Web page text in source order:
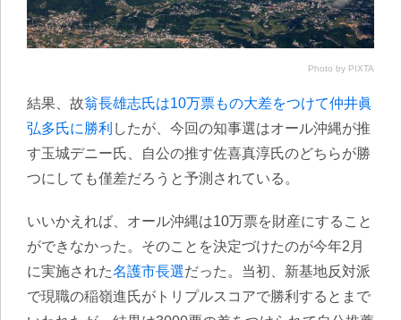
Photo by PIXTA
結果、故翁長雄志氏は10万票もの大差をつけて仲井眞
弘多氏に勝利 したが、今回の知事選はオール沖縄が推
す玉城デニー氏、自公の推す佐喜真淳氏のどちらが勝
つにしても僅差だろうと予測されている。
いいかえれば、オール沖縄は10万票を財産にすること
ができなかった。そのことを決定づけたのが今年2月
に実施された名護市長選だった。当初、新基地反対派
で現職の稲嶺進氏がトリプルスコアで勝利するとまで